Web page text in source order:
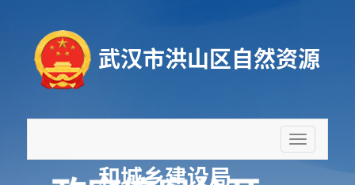
武汉市洪山区自然资源
和城乡建设局
折
叠